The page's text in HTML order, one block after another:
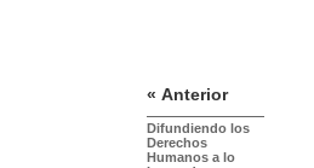
« Anterior
Difundiendo los
Derechos
Humanos a lo